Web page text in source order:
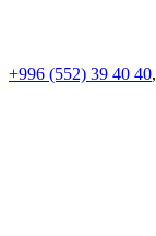
+996 (552) 39 40 40,